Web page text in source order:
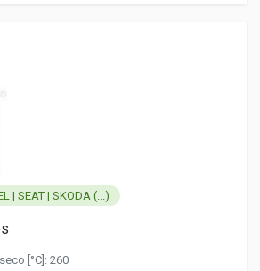
| SEAT | SKODA (...)
[°C]: 260